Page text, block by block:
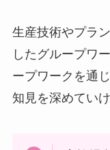
生産技術やプラ
したグループワ
ープワークを通
知見を深めていけ